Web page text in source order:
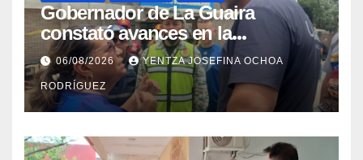
Gobernador de La Guaira
constató avances en la
rehabilitación del Hospitalito de
Catia la Mar
06/08/2026 YENTZA JOSEFINA OCHOA
RODRÍGUEZ